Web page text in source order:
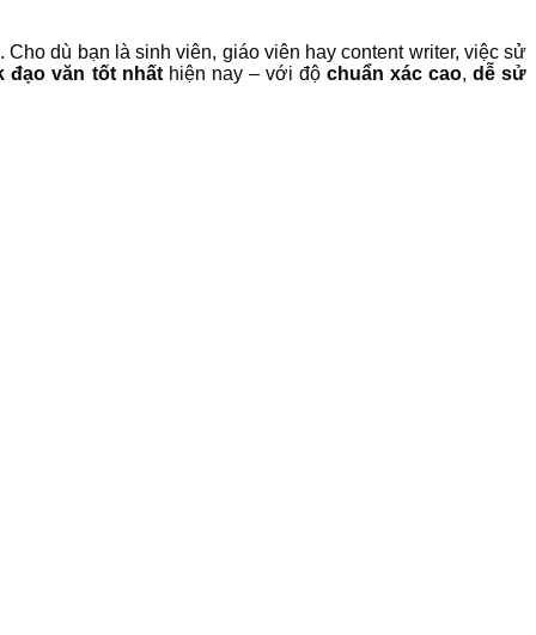
Cho dù bạn là sinh viên, giáo viên hay content writer, việc sử
đạo văn tốt nhấthiện nay – với độ chuẩn xác cao,dễ sử